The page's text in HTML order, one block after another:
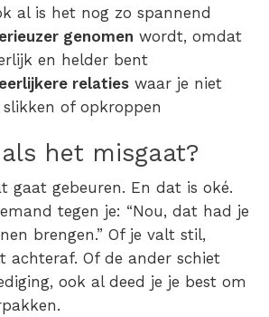
al is het nog zo spannend
genomen wordt, omdat
en helder bent
eerlijkere relaties waar je niet
of opkroppen
het misgaat?
gaat gebeuren. En dat is oké.
tegen je: “Nou, dat had je
brengen.” Of je valt stil,
achteraf. Of de ander schiet
ook al deed je je best om